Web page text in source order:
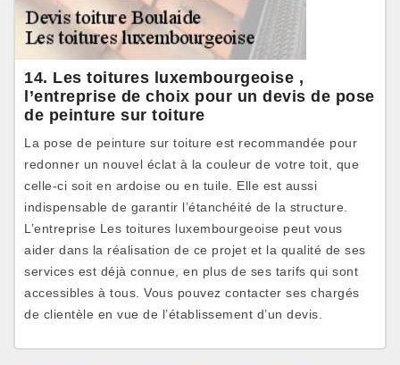
14. Les toitures luxembourgeoise ,
l’entreprise de choix pour un devis de pose
de peinture sur toiture
La pose de peinture sur toiture est recommandée pour
redonner un nouvel éclat à la couleur de votre toit, que
celle-ci soit en ardoise ou en tuile. Elle est aussi
indispensable de garantir l’étanchéité de la structure.
L’entreprise Les toitures luxembourgeoise peut vous
aider dans la réalisation de ce projet et la qualité de ses
services est déjà connue, en plus de ses tarifs qui sont
accessibles à tous. Vous pouvez contacter ses chargés
de clientèle en vue de l’établissement d’un devis.